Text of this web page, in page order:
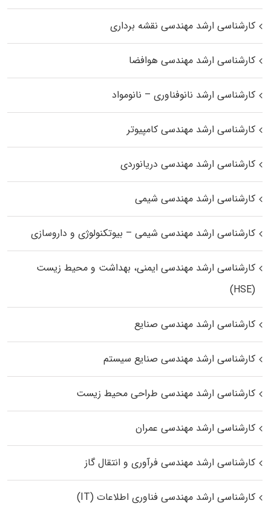
کارشناسی ارشد مهندسی نقشه برداری
کارشناسی ارشد مهندسی هوافضا
کارشناسی ارشد نانوفناوری – نانومواد
کارشناسی ارشد مهندسی کامپیوتر
کارشناسی ارشد مهندسی دریانوردی
کارشناسی ارشد مهندسی شیمی
کارشناسی ارشد مهندسی شیمی – بیوتکنولوژی و داروسازی
کارشناسی ارشد مهندسی ایمنی، بهداشت و محیط زیست
(HSE)
کارشناسی ارشد مهندسی صنایع
کارشناسی ارشد مهندسی صنایع سیستم
کارشناسی ارشد مهندسی طراحی محیط زیست
کارشناسی ارشد مهندسی عمران
کارشناسی ارشد مهندسی فرآوری و انتقال گاز
کارشناسی ارشد مهندسی فناوری اطلاعات (IT)